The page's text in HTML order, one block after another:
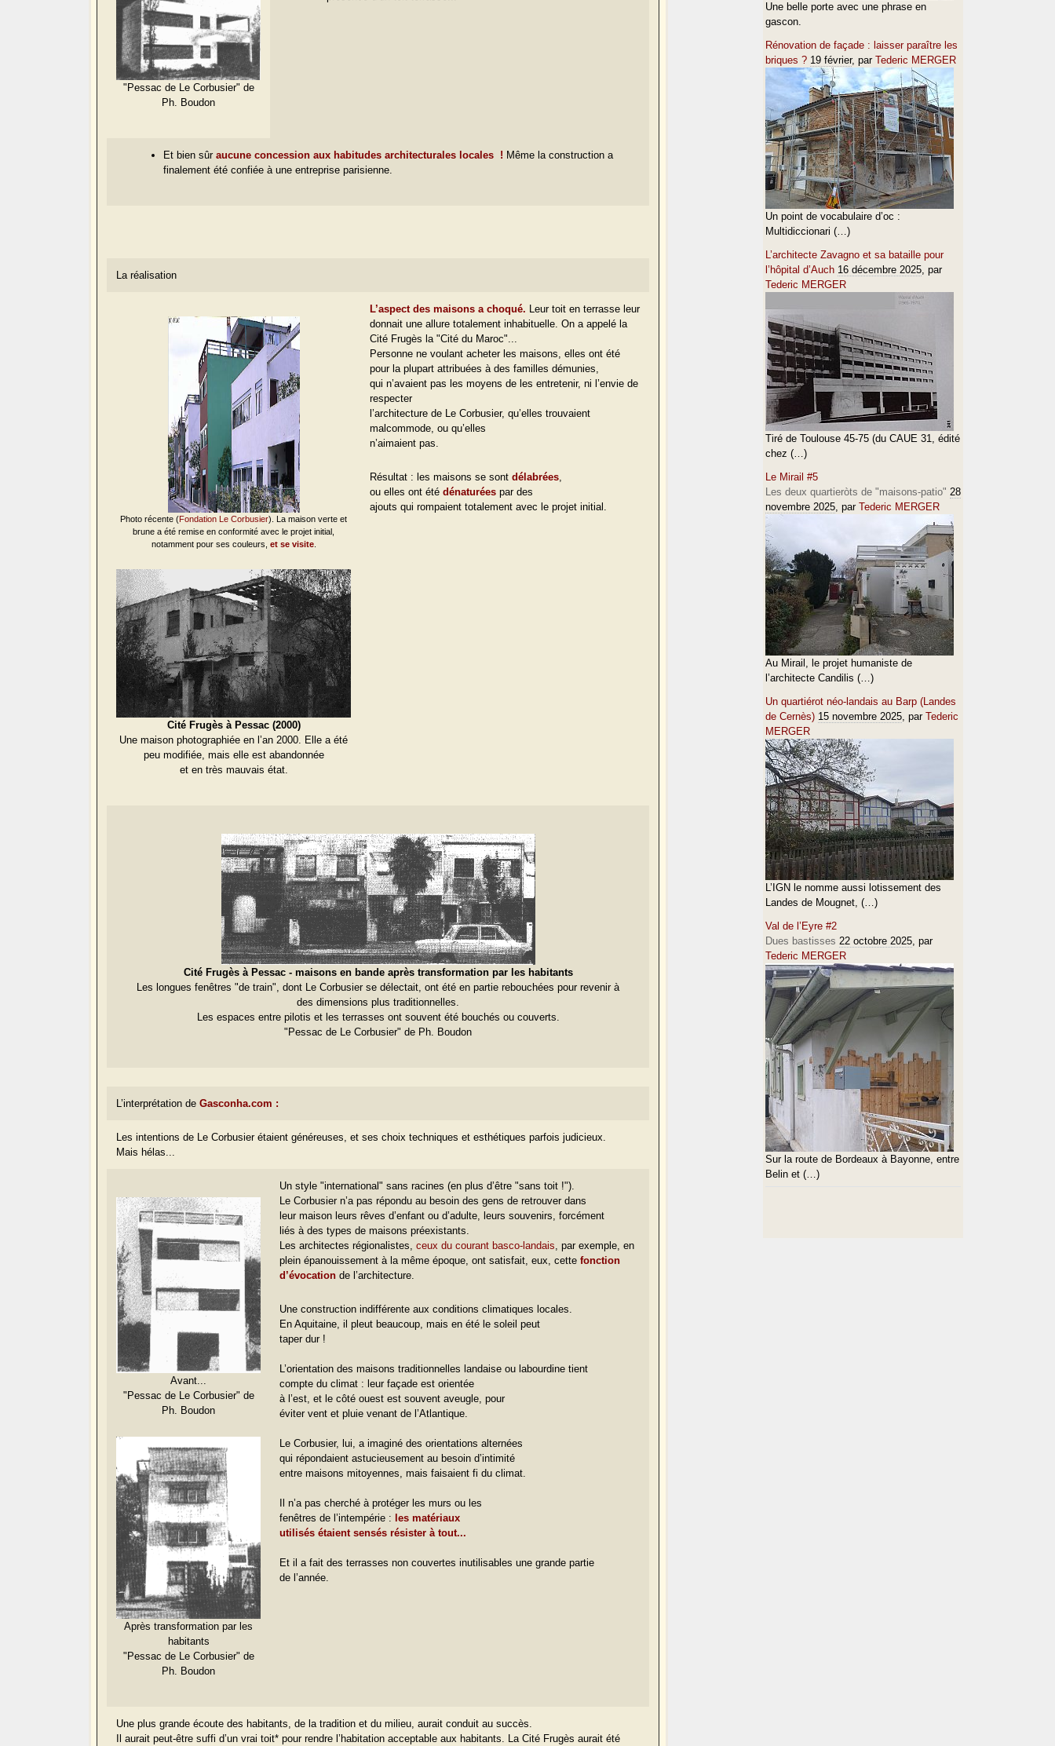
"Pessac de Le Corbusier" de
Ph. Boudon
Et bien sûraucune concession aux habitudes architecturales locales ! Même la construction a
finalement été confiée à une entreprise parisienne.
La réalisation
Photo récente (Fondation Le Corbusier). La maison verte et
brune a été remise en conformité avec le projet initial,
notamment pour ses couleurs, et se visite.
Cité Frugès à Pessac (2000)
Une maison photographiée en l’an 2000. Elle a été
peu modifiée, mais elle est abandonnée
et en très mauvais état.
L’aspect des maisons a choqué. Leur toit en terrasse leur
donnait une allure totalement inhabituelle. On a appelé la
Cité Frugès la "Cité du Maroc"...
Personne ne voulant acheter les maisons, elles ont été
pour la plupart attribuées à des familles démunies,
qui n’avaient pas les moyens de les entretenir, ni l’envie de
respecter
l’architecture de Le Corbusier, qu’elles trouvaient
malcommode, ou qu’elles
n’aimaient pas.
Résultat : les maisons se sontdélabrées,
ou elles ont étédénaturées par des
ajouts qui rompaient totalement avec le projet initial.
Cité Frugès à Pessac - maisons en bande après transformation par les habitants
Les longues fenêtres "de train", dont Le Corbusier se délectait, ont été en partie rebouchées pour revenir à
des dimensions plus traditionnelles.
Les espaces entre pilotis et les terrasses ont souvent été bouchés ou couverts.
"Pessac de Le Corbusier" de Ph. Boudon
L’interprétation deGasconha.com :
Les intentions de Le Corbusier étaient généreuses, et ses choix techniques et esthétiques parfois judicieux.
Mais hélas...
Avant...
"Pessac de Le Corbusier" de
Ph. Boudon
Après transformation par les
habitants
"Pessac de Le Corbusier" de
Ph. Boudon
Un style "international" sans racines (en plus d’être"sans toit !").
Le Corbusier n’a pas répondu au besoin des gens de retrouver dans
leur maison leurs rêves d’enfant ou d’adulte, leurs souvenirs, forcément
liés à des types de maisons préexistants.
Les architectes régionalistes,ceux du courant basco-landais, par exemple, en
plein épanouissement à la même époque, ont satisfait, eux, cettefonction
d’évocation de l’architecture.
Une construction indifférente aux conditions climatiques locales.
En Aquitaine, il pleut beaucoup, mais en été le soleil peut
taper dur !
L’orientation des maisons traditionnelles landaise ou labourdine tient
compte duclimat : leur façade est orientée
à l’est, et le côté ouest est souvent aveugle, pour
éviter vent et pluie venant de l’Atlantique.
Le Corbusier, lui, a imaginé des orientations alternées
qui répondaient astucieusement au besoin d’intimité
entre maisons mitoyennes, mais faisaient fi du climat.
Il n’a pas cherché à protéger les murs ou les
fenêtres de l’intempérie : les matériaux
utilisés étaient sensés résister à tout...
Et il a fait des terrasses non couvertes inutilisables une grande partie
de l’année.
Une plus grande écoute des habitants, de la tradition et du milieu, aurait conduit au succès.
Il aurait peut-être suffi d’un vrai toit* pour rendre l’habitation acceptable aux habitants. La Cité Frugès aurait été
Une belle porte avec une phrase en
gascon.
Rénovation de façade : laisser paraître les
briques ? 19 février, par Tederic MERGER
Un point de vocabulaire d’oc :
Multidiccionari (…)
L’architecte Zavagno et sa bataille pour
l’hôpital d’Auch 16 décembre 2025, par
Tederic MERGER
Tiré de Toulouse 45-75 (du CAUE 31, édité
chez (…)
Le Mirail #5
Les deux quartieròts de "maisons-patio" 28
novembre 2025, par Tederic MERGER
Au Mirail, le projet humaniste de
l’architecte Candilis (…)
Un quartiérot néo-landais au Barp (Landes
de Cernès) 15 novembre 2025, par Tederic
MERGER
L’IGN le nomme aussi lotissement des
Landes de Mougnet, (…)
Val de l’Eyre #2
Dues bastisses 22 octobre 2025, par
Tederic MERGER
Sur la route de Bordeaux à Bayonne, entre
Belin et (…)